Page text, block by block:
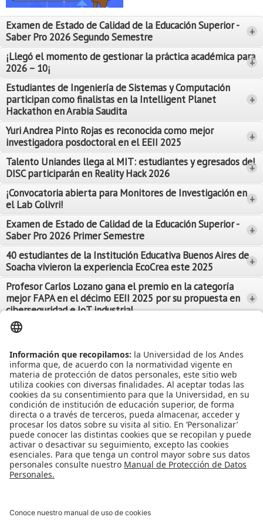
Examen de Estado de Calidad de la Educación Superior -
Saber Pro 2026 Segundo Semestre
+
Leer Más
¡Llegó el momento de gestionar la práctica académica para
2026 – 10¡
+
Leer Más
Estudiantes de Ingeniería de Sistemas y Computación
participan como finalistas en la Intelligent Planet
Hackathon en Arabia Saudita
+
Leer Más
Yuri Andrea Pinto Rojas es reconocida como mejor
investigadora posdoctoral en el EEII 2025
+
Leer Más
Talento Uniandes llega al MIT: estudiantes y egresados del
DISC participarán en Reality Hack 2026
+
Leer Más
¡Convocatoria abierta para Monitores de Investigación en
el Lab Colivri!
+
Leer Más
Examen de Estado de Calidad de la Educación Superior -
Saber Pro 2026 Primer Semestre
+
Leer Más
40 estudiantes de la Institución Educativa Buenos Aires de
Soacha vivieron la experiencia EcoCrea este 2025
+
Leer Más
Profesor Carlos Lozano gana el premio en la categoría
mejor FAPA en el décimo EEII 2025 por su propuesta en
ciberseguridad e IoT industrial
+
Leer Más
Ver más Noticias...
Ver más Eventos...
Apoyo Financiero
Reconocimiento como Universidad: Decreto 1297 del 30 de mayo de
Proyecto de grado
Reingreso
Reintegro
Retiro voluntario
Transferencia
Tarifas
Grado